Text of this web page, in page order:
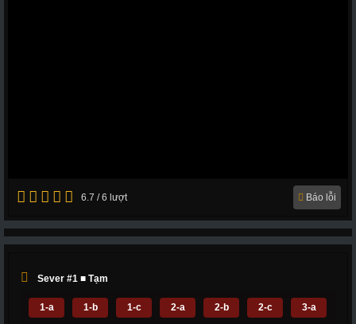
6.7 / 6 lượt Báo lỗi
Sever #1 ■ Tạm
1-a 1-b 1-c 2-a 2-b 2-c 3-a